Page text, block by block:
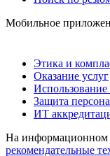
Мобильное
Этика и
Оказание услуг
Использование
Защита
ИТ
На информационном
рекомендательные